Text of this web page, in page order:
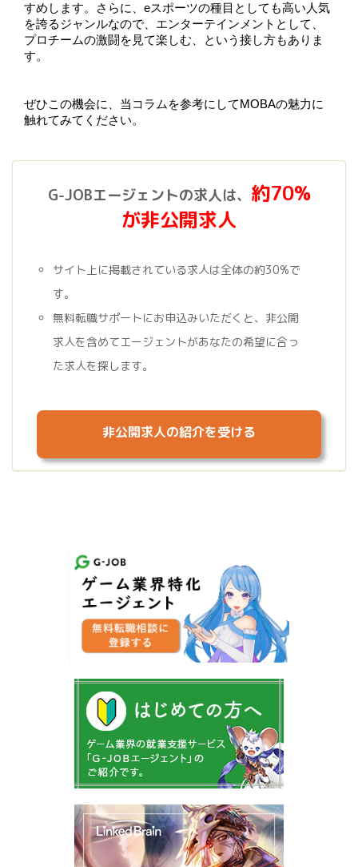
すめします。さらに、eスポーツの種目としても高い人気
を誇るジャンルなので、エンターテインメントとして、
プロチームの激闘を見て楽しむ、という接し方もありま
す。
ぜひこの機会に、当コラムを参考にしてMOBAの魅力に
触れてみてください。
G-JOBエージェントの求人は、 約70%
が非公開求人
サイト上に掲載されている求人は全体の約30%で
す。
無料転職サポートにお申込みいただくと、非公開
求人を含めてエージェントがあなたの希望に合っ
た求人を探します。
非公開求人の紹介を受ける